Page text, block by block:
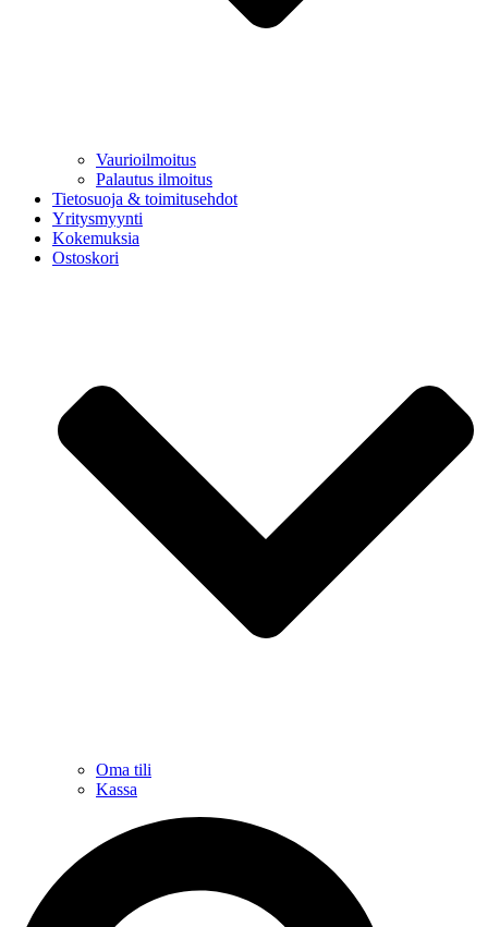
Vaurioilmoitus
Palautus ilmoitus
Tietosuoja & toimitusehdot
Yritysmyynti
Kokemuksia
Ostoskori
Oma tili
Kassa